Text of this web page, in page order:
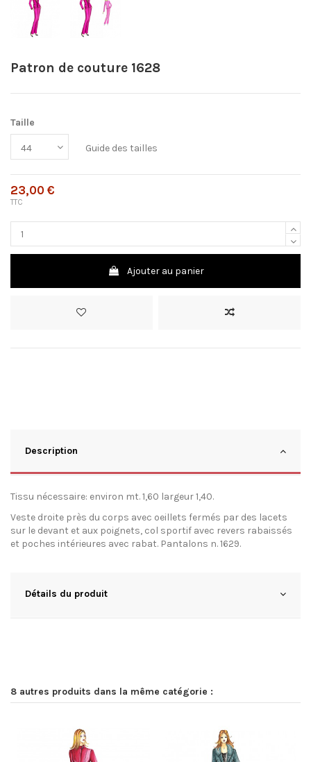
Patron de couture 1628
Taille
Guide des tailles
23,00 €
TTC
Ajouter au panier
Description
Tissu nécessaire: environ mt. 1,60 largeur 1,40.
Veste droite près du corps avec oeillets fermés par des lacets
sur le devant et aux poignets, col sportif avec revers rabaissés
et poches intérieures avec rabat. Pantalons n. 1629.
Détails du produit
8 autres produits dans la même catégorie :